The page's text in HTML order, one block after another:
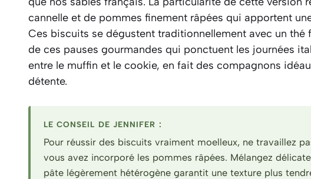
cannelle et de pommes finement râpées qui apportent
Ces biscuits se dégustent traditionnellement avec un thé
de ces pauses gourmandes qui ponctuent les journées
entre le muffin et le cookie, en fait des compagnons
détente.
LE CONSEIL DE JENNIFER :
Pour réussir des biscuits vraiment moelleux, ne travaillez
vous avez incorporé les pommes râpées. Mélangez
pâte légèrement hétérogène garantit une texture plus